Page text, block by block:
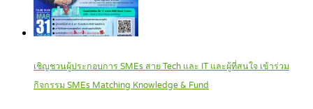
เชิญชวนผู้ประกอบการ SMEs สาย Tech และ IT และผู้ที่สนใจ เข้าร่วม
กิจกรรม SMEs Matching Knowledge & Fund